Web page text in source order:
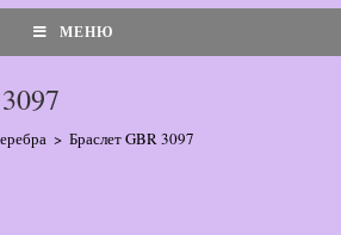
МЕНЮ
> Браслет GBR 3097